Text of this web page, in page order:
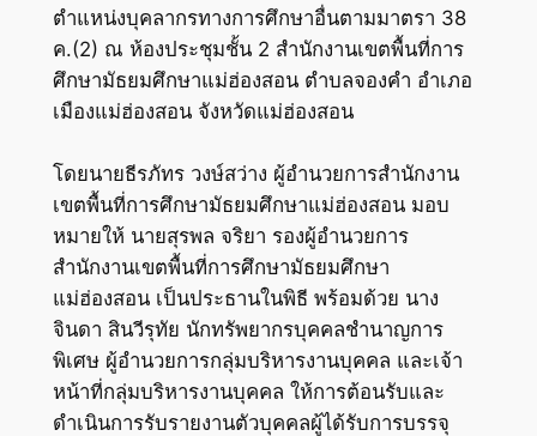
ตำแหน่งบุคลากรทางการศึกษาอื่นตามมาตรา 38
ค.(2) ณ ห้องประชุมชั้น 2 สำนักงานเขตพื้นที่การ
ศึกษามัธยมศึกษาแม่ฮ่องสอน ตำบลจองคำ อำเภอ
เมืองแม่ฮ่องสอน จังหวัดแม่ฮ่องสอน
โดยนายธีรภัทร วงษ์สว่าง ผู้อำนวยการสำนักงาน
เขตพื้นที่การศึกษามัธยมศึกษาแม่ฮ่องสอน มอบ
หมายให้ นายสุรพล จริยา รองผู้อำนวยการ
สำนักงานเขตพื้นที่การศึกษามัธยมศึกษา
แม่ฮ่องสอน เป็นประธานในพิธี พร้อมด้วย นาง
จินดา สินวีรุทัย นักทรัพยากรบุคคลชำนาญการ
พิเศษ ผู้อำนวยการกลุ่มบริหารงานบุคคล และเจ้า
หน้าที่กลุ่มบริหารงานบุคคล ให้การต้อนรับและ
ดำเนินการรับรายงานตัวบุคคลผู้ได้รับการบรรจุ